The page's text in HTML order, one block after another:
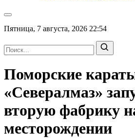
Пятница, 7 августа, 2026 22:54
Поморские
«Севералмаз»
вторую фабрику
месторождении